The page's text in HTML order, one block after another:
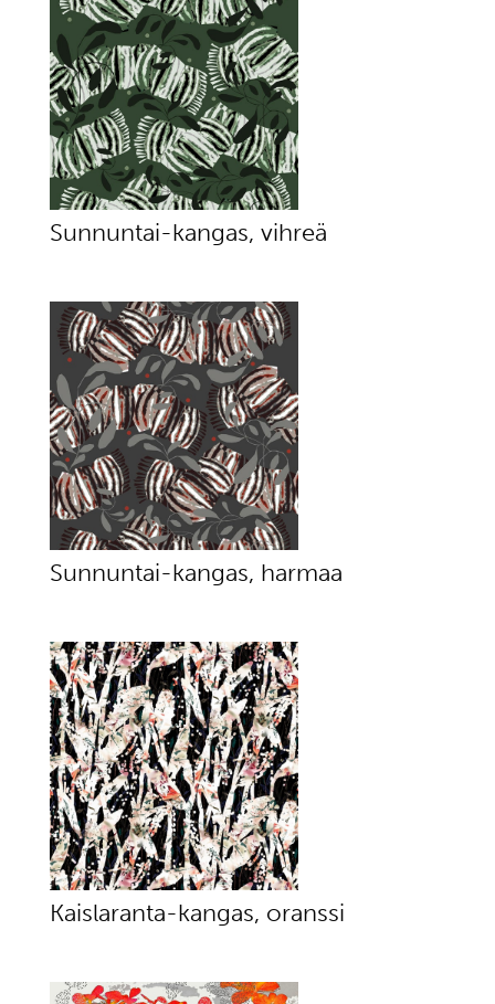
Sunnuntai-kangas, vihreä
Sunnuntai-kangas, harmaa
Kaislaranta-kangas, oranssi